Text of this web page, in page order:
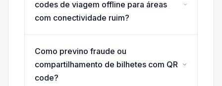
codes de viagem offline para áreas
com conectividade ruim?
Como previno fraude ou
compartilhamento de bilhetes com QR
code?